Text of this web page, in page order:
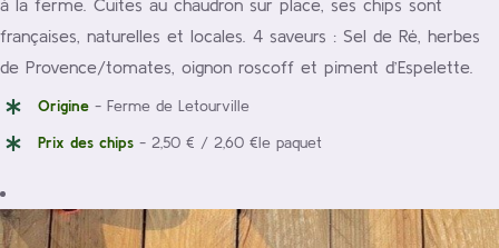
à la ferme. Cuites au chaudron sur place, ses chips sont
françaises, naturelles et locales. 4 saveurs : Sel de Ré, herbes
de Provence/tomates, oignon roscoff et piment d’Espelette.
Origine- Ferme de Letourville
Prix des chips - 2,50 € / 2,60 €le paquet